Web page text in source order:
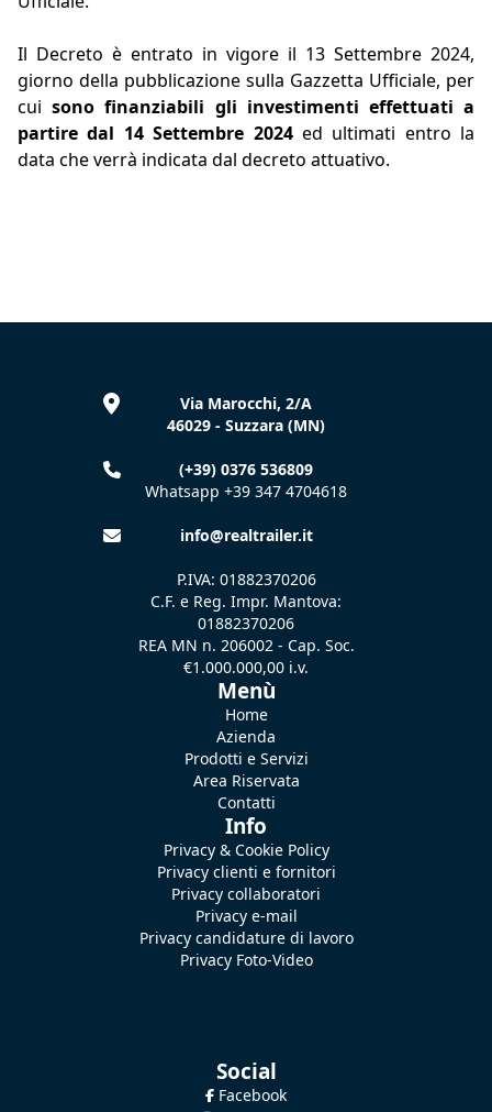
Il Decreto è entrato in vigore il 13 Settembre 2024,
giorno della pubblicazione sulla Gazzetta Ufficiale, per
cuisono finanziabili gli investimenti effettuati a
partire dal 14 Settembre 2024ed ultimati entro la
data che verrà indicata dal decreto attuativo.
Via Marocchi, 2/A
46029 - Suzzara (MN)
(+39) 0376 536809
Whatsapp +39 347 4704618
info@realtrailer.it
P.IVA: 01882370206
C.F. e Reg. Impr. Mantova:
01882370206
REA MN n. 206002 - Cap. Soc.
€1.000.000,00 i.v.
Menù
Home
Azienda
Prodotti e Servizi
Area Riservata
Contatti
Info
Privacy & Cookie Policy
Privacy clienti e fornitori
Privacy collaboratori
Privacy e-mail
Privacy candidature di lavoro
Privacy Foto-Video
Social
Facebook